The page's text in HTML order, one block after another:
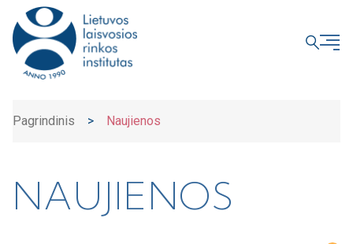
Pagrindinis > Naujienos
NAUJIENOS
UŽDARYTI